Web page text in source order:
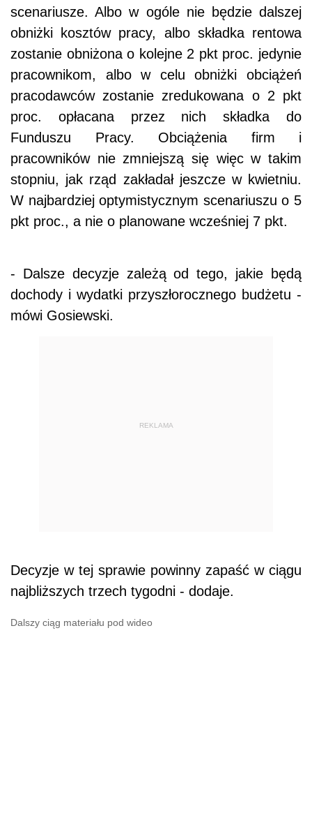
scenariusze. Albo w ogóle nie będzie dalszej
obniżki kosztów pracy, albo składka rentowa
zostanie obniżona o kolejne 2 pkt proc. jedynie
pracownikom, albo w celu obniżki obciążeń
pracodawców zostanie zredukowana o 2 pkt
proc. opłacana przez nich składka do
Funduszu Pracy. Obciążenia firm i
pracowników nie zmniejszą się więc w takim
stopniu, jak rząd zakładał jeszcze w kwietniu.
W najbardziej optymistycznym scenariuszu o 5
pkt proc., a nie o planowane wcześniej 7 pkt.
- Dalsze decyzje zależą od tego, jakie będą
dochody i wydatki przyszłorocznego budżetu -
mówi Gosiewski.
REKLAMA
Decyzje w tej sprawie powinny zapaść w ciągu
najbliższych trzech tygodni - dodaje.
Dalszy ciąg materiału pod wideo